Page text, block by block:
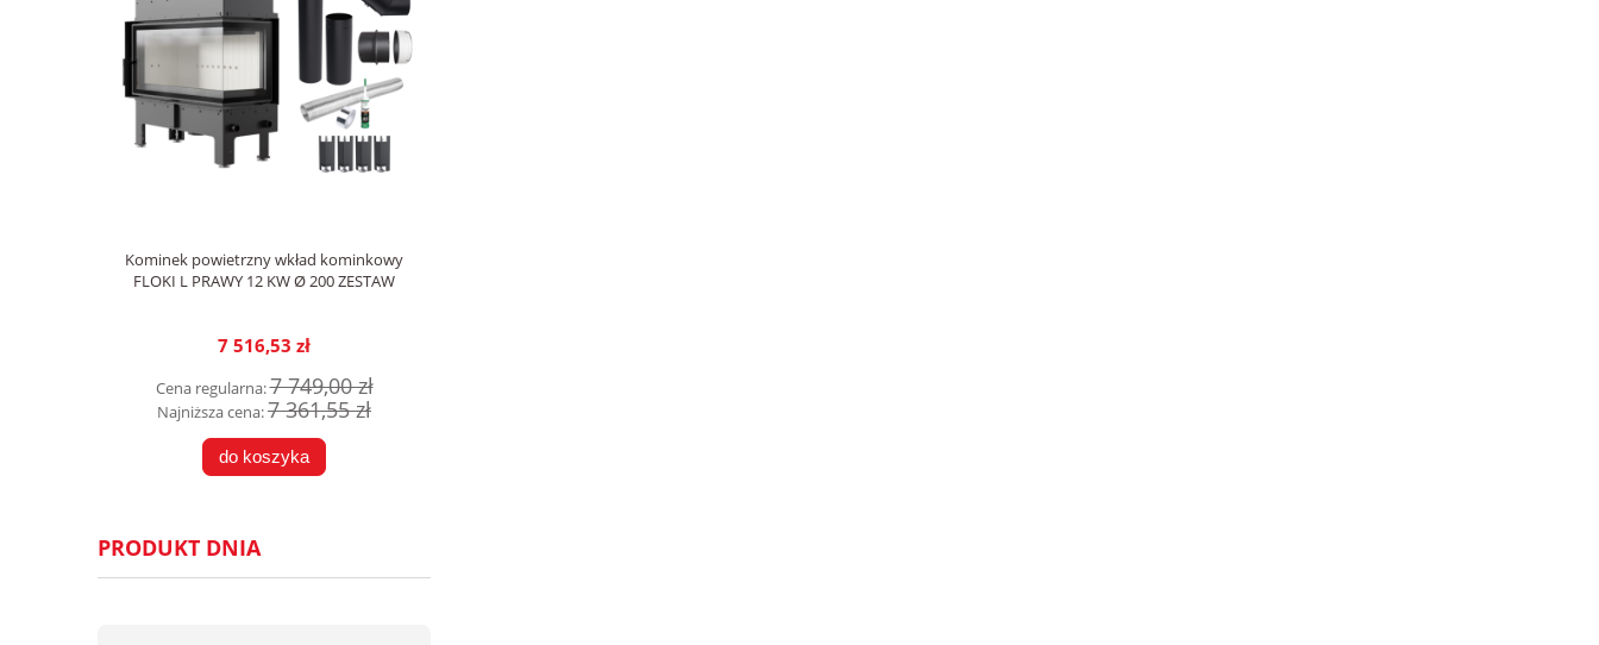
Kominek powietrzny wkład kominkowy
FLOKI L PRAWY 12 KW Ø 200 ZESTAW
7 516,53 zł
Cena regularna:7 749,00 zł
Najniższa cena:7 361,55 zł
do koszyka
PRODUKT DNIA